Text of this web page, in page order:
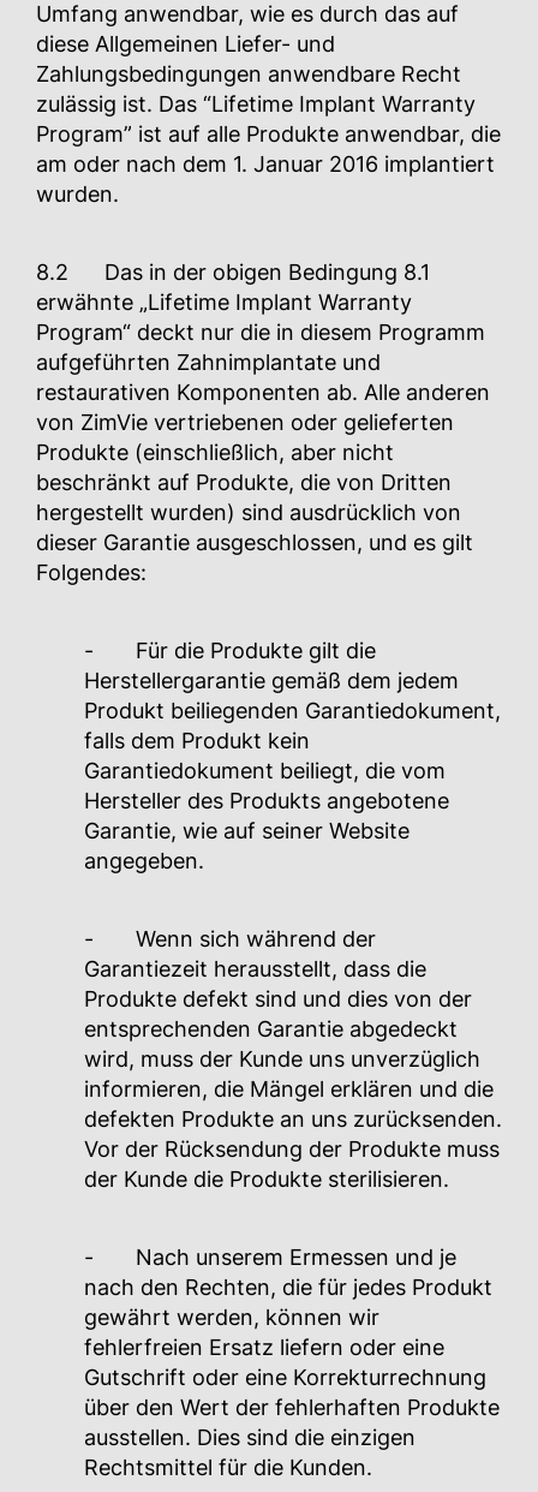
Umfang anwendbar, wie es durch das auf
diese Allgemeinen Liefer- und
Zahlungsbedingungen anwendbare Recht
zulässig ist. Das “Lifetime Implant Warranty
Program” ist auf alle Produkte anwendbar, die
am oder nach dem 1. Januar 2016 implantiert
wurden.
8.2 Das in der obigen Bedingung 8.1
erwähnte „Lifetime Implant Warranty
Program“ deckt nur die in diesem Programm
aufgeführten Zahnimplantate und
restaurativen Komponenten ab. Alle anderen
von ZimVie vertriebenen oder gelieferten
Produkte (einschließlich, aber nicht
beschränkt auf Produkte, die von Dritten
hergestellt wurden) sind ausdrücklich von
dieser Garantie ausgeschlossen, und es gilt
Folgendes:
- Für die Produkte gilt die
Herstellergarantie gemäß dem jedem
Produkt beiliegenden Garantiedokument,
falls dem Produkt kein
Garantiedokument beiliegt, die vom
Hersteller des Produkts angebotene
Garantie, wie auf seiner Website
angegeben.
- Wenn sich während der
Garantiezeit herausstellt, dass die
Produkte defekt sind und dies von der
entsprechenden Garantie abgedeckt
wird, muss der Kunde uns unverzüglich
informieren, die Mängel erklären und die
defekten Produkte an uns zurücksenden.
Vor der Rücksendung der Produkte muss
der Kunde die Produkte sterilisieren.
- Nach unserem Ermessen und je
nach den Rechten, die für jedes Produkt
gewährt werden, können wir
fehlerfreien Ersatz liefern oder eine
Gutschrift oder eine Korrekturrechnung
über den Wert der fehlerhaften Produkte
ausstellen. Dies sind die einzigen
Rechtsmittel für die Kunden.